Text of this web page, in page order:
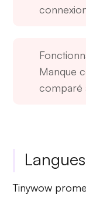
Manque
comparé
Tinywow